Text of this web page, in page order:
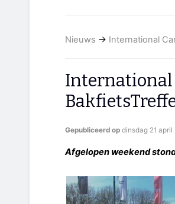
Nieuws → International
International
Gepubliceerd op dinsdag 21 april
Afgelopen weekend